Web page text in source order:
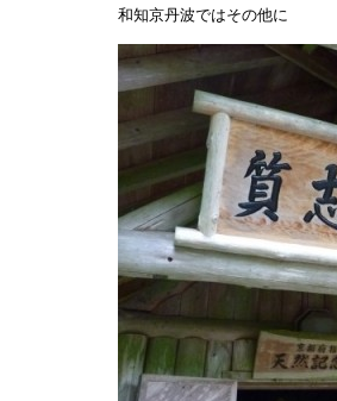
和知京丹波ではその他に